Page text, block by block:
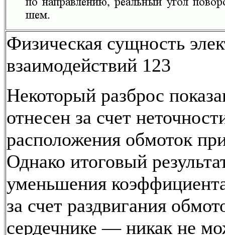
Физическая сущность
взаимодействий 123
Некоторый разброс
отнесен за счет
расположения обмоток
Однако итоговый
уменьшения
за счет раздвигания
сердечнике — никак не